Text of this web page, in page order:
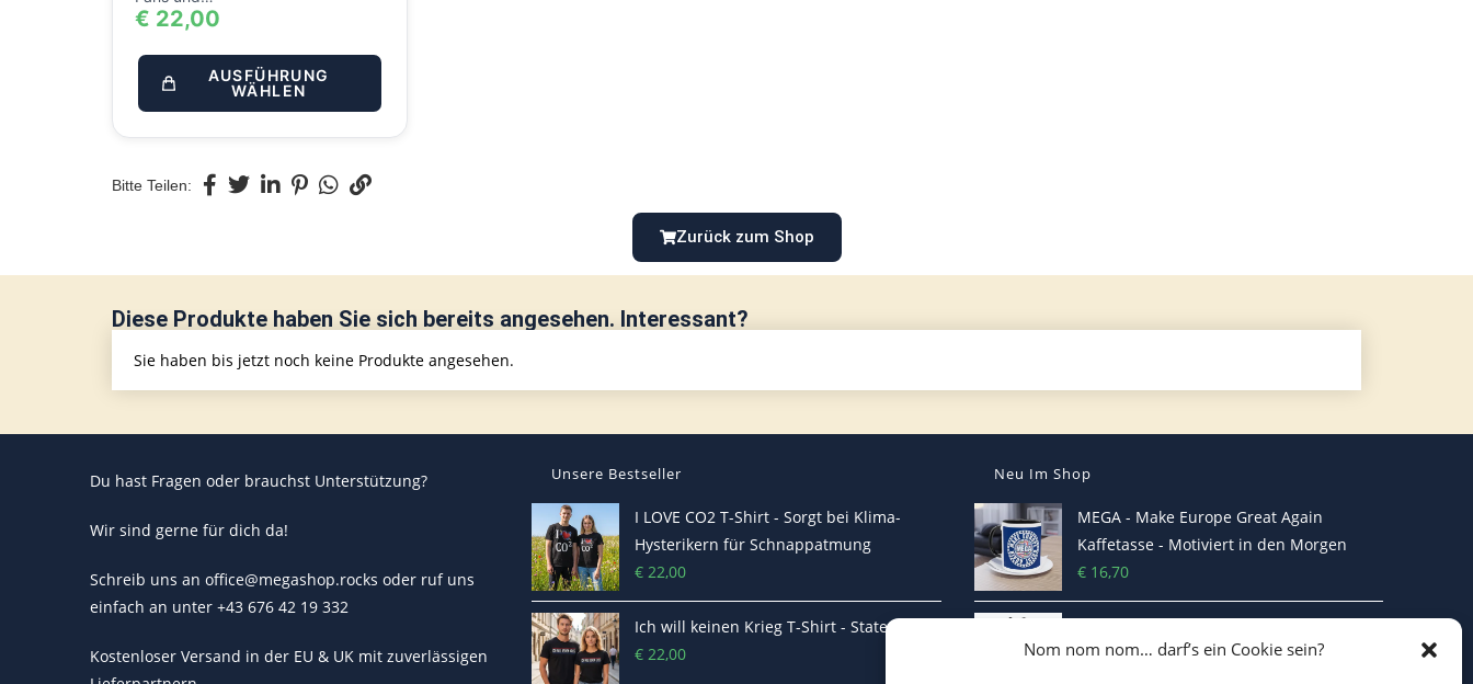
Nom nom nom… darf’s ein Cookie sein?
€ 22,00
AUSFÜHRUNG
WÄHLEN
Bitte Teilen:
Zurück zum Shop
Diese Produkte haben Sie sich bereits angesehen. Interessant?
Sie haben bis jetzt noch keine Produkte angesehen.
Du hast Fragen oder brauchst Unterstützung?
Wir sind gerne für dich da!
Schreib uns an office@megashop.rocks oder ruf uns
einfach an unter +43 676 42 19 332
Kostenloser Versand in der EU & UK mit zuverlässigen
Unsere Bestseller
I LOVE CO2 T-Shirt - Sorgt bei Klima-
Hysterikern für Schnappatmung
€ 22,00
Ich will keinen Krieg T-Shirt - Statement
€ 22,00
Neu Im Shop
MEGA - Make Europe Great Again
Kaffetasse - Motiviert in den Morgen
€16,70
T-Shirt